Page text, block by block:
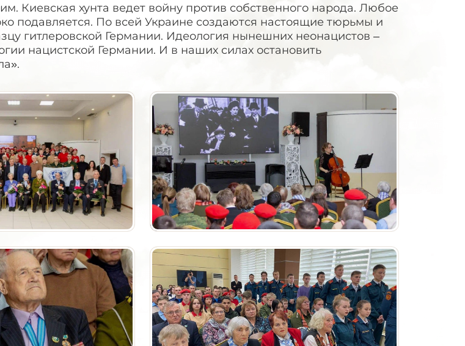
Киевская хунта ведет войну против собственного народа. Любое
подавляется. По всей Украине создаются настоящие тюрьмы и
гитлеровской Германии. Идеология нынешних неонацистов –
нацистской Германии. И в наших силах остановить